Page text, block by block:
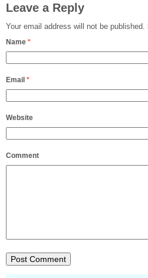
Leave a Reply
Your email address will not be published.
Name *
Email *
Website
Comment